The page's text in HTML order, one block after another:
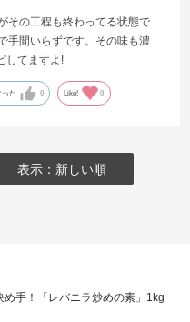
その工程も終わってる状態で
手間いらずです。その味も濃
してますよ!
った 0 Like! 0
表示：新しい順
め手！「レバニラ炒めの素」1kg